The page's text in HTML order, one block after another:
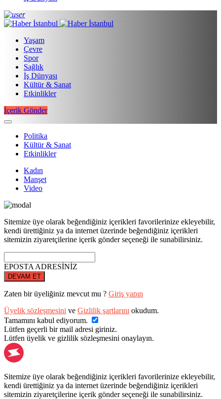
Yaşam
Çevre
Spor
Sağlık
İş Dünyası
Kültür & Sanat
Etkinlikler
İçerik Gönder
Politika
Kültür & Sanat
Etkinlikler
Kadın
Manşet
Video
Sitemize üye olarak beğendiğiniz içerikleri favorilerinize ekleyebilir,
kendi ürettiğiniz ya da internet üzerinde beğendiğiniz içerikleri
sitemizin ziyaretçilerine içerik gönder seçeneği ile sunabilirsiniz.
EPOSTA ADRESİNİZ
DEVAM ET
Zaten bir üyeliğiniz mevcut mu ? Giriş yapın
Üyelik sözleşmesini ve Gizlilik şartlarını okudum.
Tamamını kabul ediyorum.
Lütfen geçerli bir mail adresi giriniz.
Lütfen üyelik ve gizlilik sözleşmesini onaylayın.
Sitemize üye olarak beğendiğiniz içerikleri favorilerinize ekleyebilir,
kendi ürettiğiniz ya da internet üzerinde beğendiğiniz içerikleri
sitemizin ziyaretçilerine içerik gönder seçeneği ile sunabilirsiniz.